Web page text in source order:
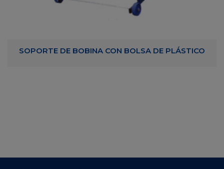
SOPORTE DE BOBINA CON BOLSA DE PLÁSTICO